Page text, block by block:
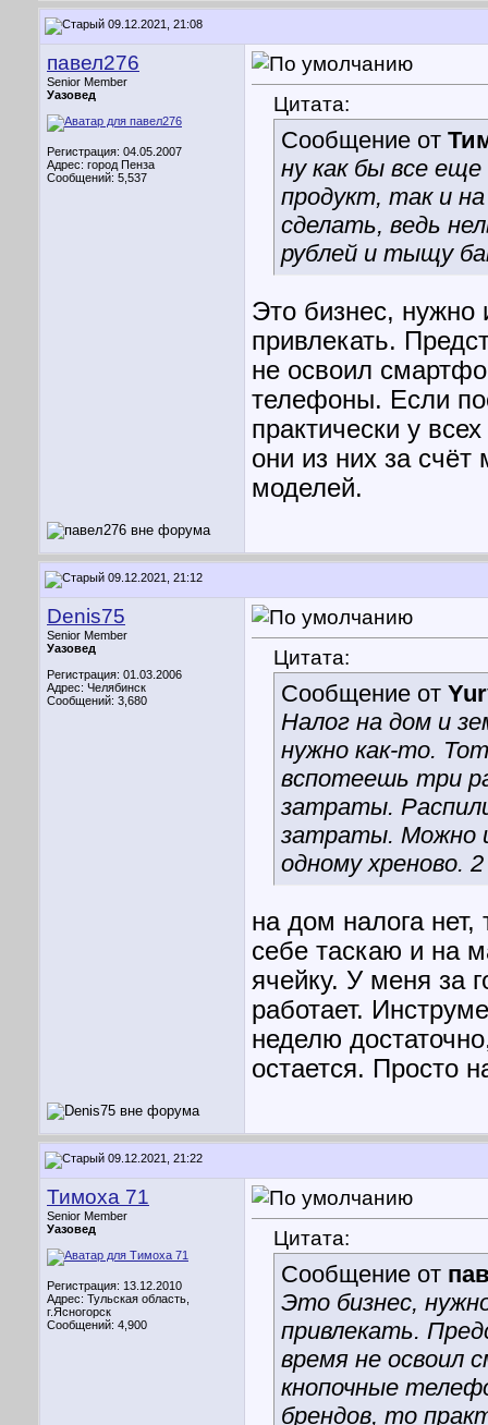
09.12.2021, 21:08
павел276
Senior Member
Уазовед
Регистрация: 04.05.2007
Адрес: город Пенза
Сообщений: 5,537
Цитата:
Сообщение от
ну как бы все еще
продукт, так и
сделать, ведь
рублей и тыщу
Это бизнес, нужно
привлекать.
не освоил
телефоны. Если
практически у
они из них за
моделей.
09.12.2021, 21:12
Denis75
Senior Member
Уазовед
Регистрация: 01.03.2006
Адрес: Челябинск
Сообщений: 3,680
Цитата:
Сообщение от
Налог на дом и
нужно как-то.
вспотеешь три
затраты.
затраты. Можно
одному хреново.
на дом налога
себе таскаю и на
ячейку. У меня за
работает.
неделю
остается. Просто
09.12.2021, 21:22
Тимоха 71
Senior Member
Уазовед
Регистрация: 13.12.2010
Адрес: Тульская область,
г.Ясногорск
Сообщений: 4,900
Цитата:
Сообщение от
Это бизнес,
привлекать.
время не освоил
кнопочные
брендов, то